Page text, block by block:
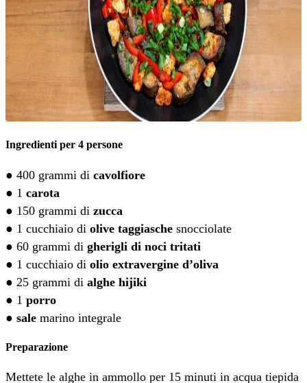
Ingredienti per 4 persone
● 400 grammi di cavolfiore
● 1 carota
● 150 grammi di zucca
● 1 cucchiaio di olive taggiasche snocciolate
● 60 grammi di gherigli di noci tritati
● 1 cucchiaio di olio extravergine d’oliva
● 25 grammi di alghe hijiki
● 1 porro
● sale marino integrale
Preparazione
Mettete le alghe in ammollo per 15 minuti in acqua tiepida